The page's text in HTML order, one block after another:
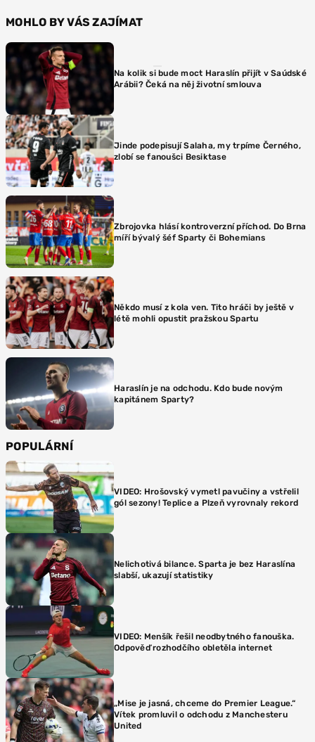
MOHLO BY VÁS ZAJÍMAT
Na kolik si bude moct Haraslín přijít v Saúdské
Arábii? Čeká na něj životní smlouva
Jinde podepisují Salaha, my trpíme Černého,
zlobí se fanoušci Besiktase
Zbrojovka hlásí kontroverzní příchod. Do Brna
míří bývalý šéf Sparty či Bohemians
Někdo musí z kola ven. Tito hráči by ještě v
létě mohli opustit pražskou Spartu
Haraslín je na odchodu. Kdo bude novým
kapitánem Sparty?
POPULÁRNÍ
VIDEO: Hrošovský vymetl pavučiny a vstřelil
gól sezony! Teplice a Plzeň vyrovnaly rekord
Nelichotivá bilance. Sparta je bez Haraslína
slabší, ukazují statistiky
VIDEO: Menšík řešil neodbytného fanouška.
Odpověď rozhodčího obletěla internet
„Mise je jasná, chceme do Premier League.“
Vítek promluvil o odchodu z Manchesteru
United